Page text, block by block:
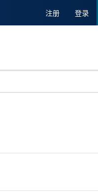
注册 登录